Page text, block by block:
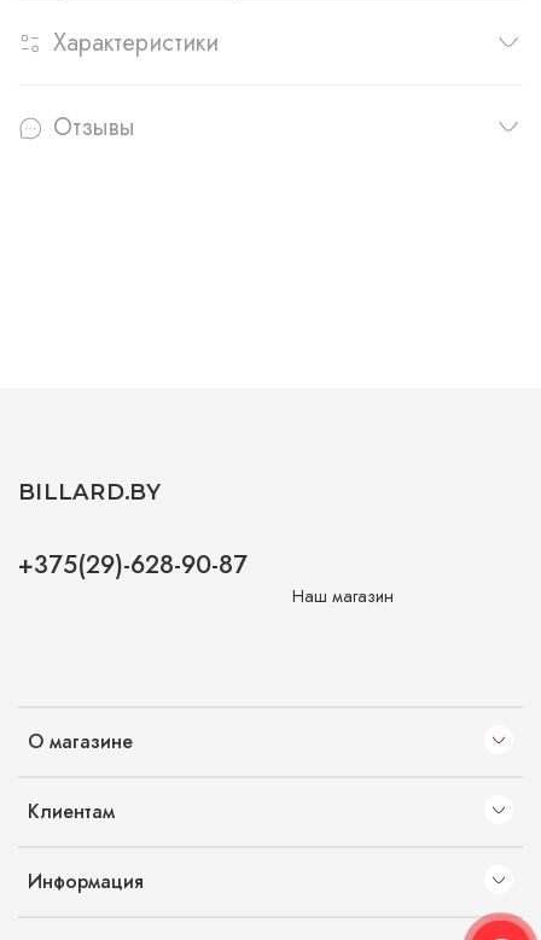
Характеристики
Отзывы
О магазине
Клиентам
Информация
BILLARD.BY
+375(29)-628-90-87
Наш магазин